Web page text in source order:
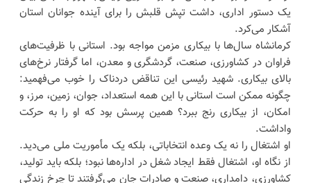
یک دستور اداری، داشت تپش قلبش را برای آینده جوانان استان
آشکار می‌کرد.
کرمانشاه سال‌ها با بیکاری مزمن مواجه بود. استانی با ظرفیت‌های
فراوان در کشاورزی، صنعت، گردشگری و معدن، اما گرفتار نرخ‌های
بالای بیکاری. شهید رئیسی این تناقض دردناک را خوب می‌فهمید:
چگونه ممکن است استانی با این همه استعداد، جوان، زمین، مرز، و
امکان، از بیکاری رنج ببرد؟ همین پرسش بود که او را به حرکت
واداشت.
او اشتغال را نه یک وعده‌ انتخاباتی، بلکه یک مأموریت ملی می‌دید.
از نگاه او، اشتغال فقط ایجاد شغل در اداره‌ها نبود؛ بلکه باید تولید،
کشاورزی، دامداری، صنعت و صادرات جان می‌گرفتند تا چرخ زندگی